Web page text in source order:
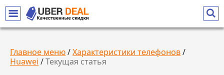
Главное меню/Характеристики телефонов/
Huawei /Текущая статья